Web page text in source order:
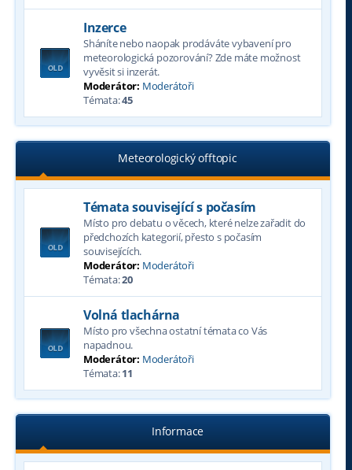
Inzerce
Sháníte nebo naopak prodáváte vybavení pro
meteorologická pozorování? Zde máte možnost
vyvěsit si inzerát.
Moderátor: Moderátoři
Témata:45
Meteorologický offtopic
Témata související s počasím
Místo pro debatu o věcech, které nelze zařadit do
předchozích kategorií, přesto s počasím
souvisejících.
Moderátor: Moderátoři
Témata:20
Volná tlachárna
Místo pro všechna ostatní témata co Vás
napadnou.
Moderátor: Moderátoři
Témata:11
Informace